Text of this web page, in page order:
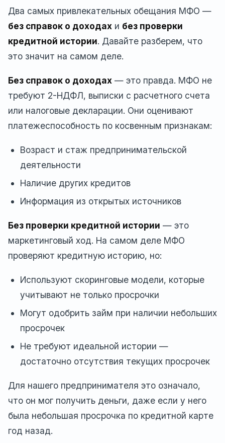
Два самых привлекательных обещания МФО —
без справок о доходах и без проверки
кредитной истории. Давайте разберем, что
это значит на самом деле.
Без справок о доходах — это правда. МФО не
требуют 2-НДФЛ, выписки с расчетного счета
или налоговые декларации. Они оценивают
платежеспособность по косвенным признакам:
Возраст и стаж предпринимательской
деятельности
Наличие других кредитов
Информация из открытых источников
Без проверки кредитной истории — это
маркетинговый ход. На самом деле МФО
проверяют кредитную историю, но:
Используют скоринговые модели, которые
учитывают не только просрочки
Могут одобрить займ при наличии небольших
просрочек
Не требуют идеальной истории —
достаточно отсутствия текущих просрочек
Для нашего предпринимателя это означало,
что он мог получить деньги, даже если у него
была небольшая просрочка по кредитной карте
год назад.